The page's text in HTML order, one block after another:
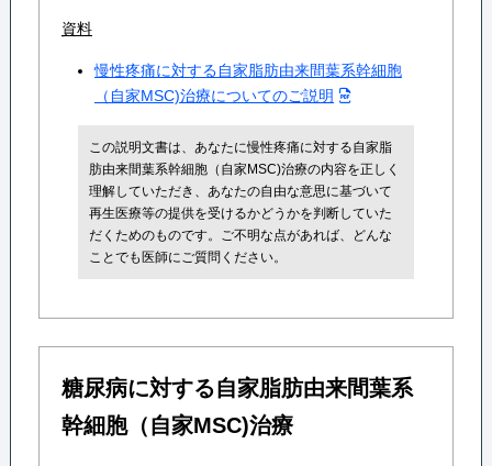
資料
慢性疼痛に対する自家脂肪由来間葉系幹細胞
（自家MSC)治療についてのご説明
この説明文書は、あなたに慢性疼痛に対する自家脂
肪由来間葉系幹細胞（自家MSC)治療の内容を正しく
理解していただき、あなたの自由な意思に基づいて
再生医療等の提供を受けるかどうかを判断していた
だくためのものです。ご不明な点があれば、どんな
ことでも医師にご質問ください。
糖尿病に対する自家脂肪由来間葉系
幹細胞（自家MSC)治療